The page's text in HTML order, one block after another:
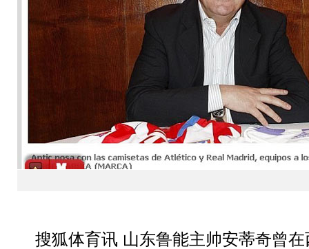
搜狐体育讯 山东鲁能主帅安蒂奇曾在